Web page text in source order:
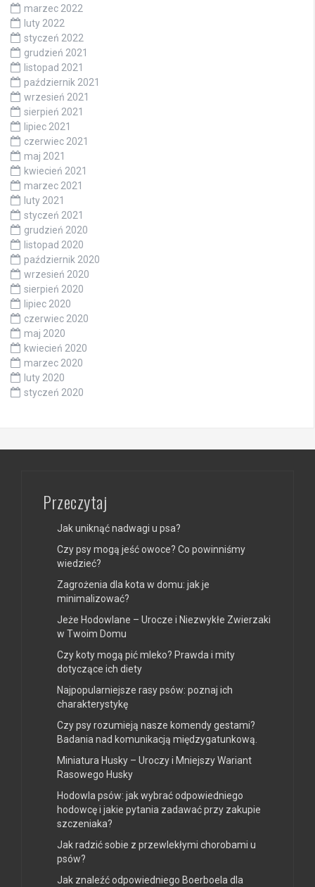
marzec 2022
luty 2022
styczeń 2022
grudzień 2021
listopad 2021
październik 2021
wrzesień 2021
sierpień 2021
lipiec 2021
czerwiec 2021
maj 2021
kwiecień 2021
marzec 2021
luty 2021
styczeń 2021
grudzień 2020
listopad 2020
październik 2020
wrzesień 2020
sierpień 2020
lipiec 2020
czerwiec 2020
maj 2020
kwiecień 2020
marzec 2020
luty 2020
styczeń 2020
Przeczytaj
Jak uniknąć nadwagi u psa?
Czy psy mogą jeść owoce? Co powinniśmy
wiedzieć?
Zagrożenia dla kota w domu: jak je
minimalizować?
Jeże Hodowlane – Urocze i Niezwykłe Zwierzaki
w Twoim Domu
Czy koty mogą pić mleko? Prawda i mity
dotyczące ich diety
Najpopularniejsze rasy psów: poznaj ich
charakterystykę
Czy psy rozumieją nasze komendy gestami?
Badania nad komunikacją międzygatunkową.
Miniatura Husky – Uroczy i Mniejszy Wariant
Rasowego Husky
Hodowla psów: jak wybrać odpowiedniego
hodowcę i jakie pytania zadawać przy zakupie
szczeniaka?
Jak radzić sobie z przewlekłymi chorobami u
psów?
Jak znaleźć odpowiedniego Boerboela dla